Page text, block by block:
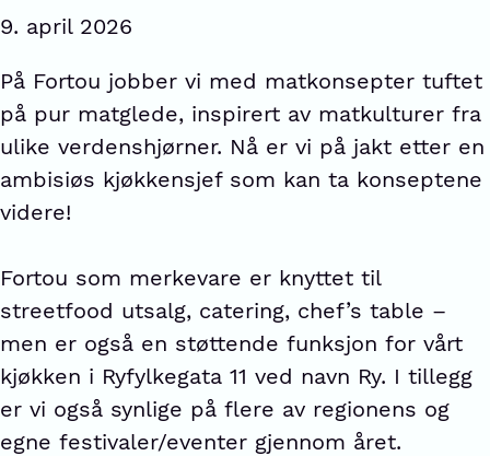
9. april 2026
På Fortou jobber vi med matkonsepter tuftet
på pur matglede, inspirert av matkulturer fra
ulike verdenshjørner. Nå er vi på jakt etter en
ambisiøs kjøkkensjef som kan ta konseptene
videre!
Fortou som merkevare er knyttet til
streetfood utsalg, catering, chef’s table –
men er også en støttende funksjon for vårt
kjøkken i Ryfylkegata 11 ved navn Ry. I tillegg
er vi også synlige på flere av regionens og
egne festivaler/eventer gjennom året.